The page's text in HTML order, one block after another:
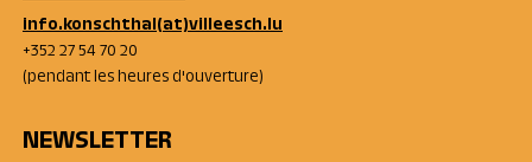
info.konschthal(at)villeesch.lu
+352 27 54 70 20
(pendant les heures d'ouverture)
NEWSLETTER